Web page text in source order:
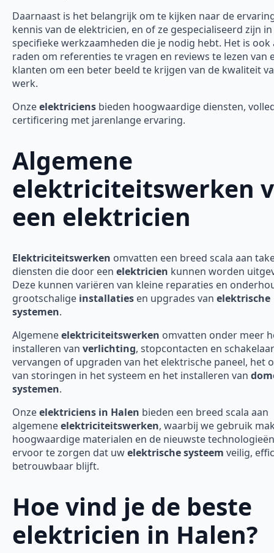
Daarnaast is het belangrijk om te kijken naar de
kennis van de elektricien, en of ze gespecialiseerd zijn
specifieke werkzaamheden die je nodig hebt. Het is ook
raden om referenties te vragen en reviews te lezen van
klanten om een beter beeld te krijgen van de kwaliteit
werk.
Onzeelektriciens bieden hoogwaardige diensten,
certificering met jarenlange ervaring.
Algemene
elektriciteitswerken
een elektricien
Elektriciteitswerken omvatten een breed scala aan
diensten die door een elektricien kunnen worden
Deze kunnen variëren van kleine reparaties en
grootschalige installaties en upgrades van elektrische
systemen.
Algemeneelektriciteitswerken omvatten onder meer
installeren van verlichting, stopcontacten en
vervangen of upgraden van het elektrische paneel, het
van storingen in het systeem en het installeren van
systemen.
Onzeelektriciens in Halen bieden een breed scala aan
algemeneelektriciteitswerken, waarbij we gebruik
hoogwaardige materialen en de nieuwste
ervoor te zorgen dat uwelektrische systeem veilig,
betrouwbaar blijft.
Hoe vind je de beste
elektricien in Halen?